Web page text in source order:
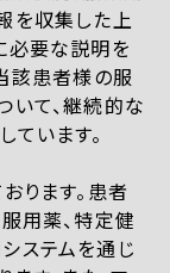
を収集した上
必要な説明を
該患者様の服
いて、継続的な
います。
ります。患者
用薬、特定健
ステムを通じ